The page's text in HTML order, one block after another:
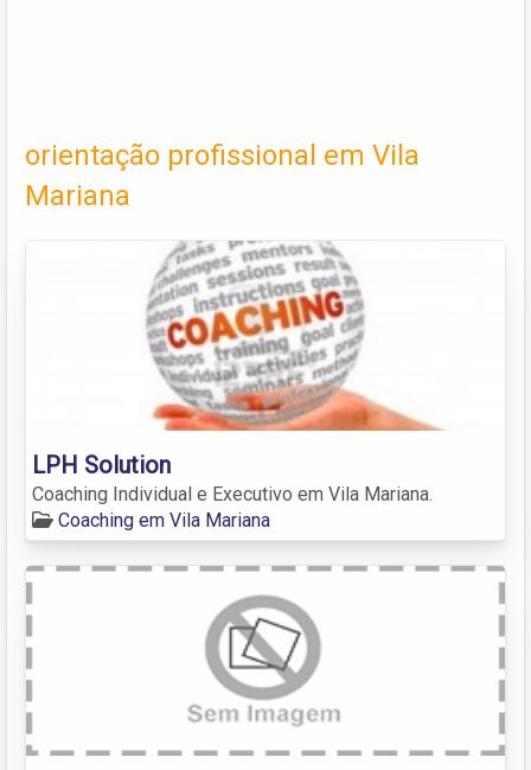
orientação profissional em Vila
Mariana
LPH Solution
Coaching Individual e Executivo em Vila Mariana.
Coaching em Vila Mariana